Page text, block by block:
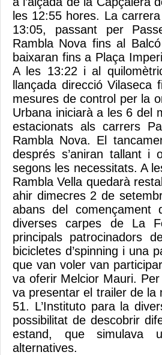
les 12:55 hores. La
13:05, passant per
Rambla Nova fins al
baixaran fins a Plaça
A les 13:22 i al
llançada direcció
mesures de control per la
Urbana iniciarà a les 6 del
estacionats als carrers
Rambla Nova. El
després s’aniran tallant i
segons les necessitats. A
Rambla Vella quedarà
ahir dimecres 2 de
abans del
diverses carpes de La
principals patrocinadors
bicicletes d’spinning i una
que van voler van
va oferir Melcior Mauri.
va presentar el trailer de la
51. L’Instituto para la
possibilitat de descobrir
estand, que simulava
alternatives.